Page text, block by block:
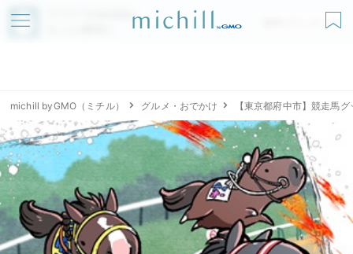
アプリでmichillが
無料ダウンロード
michill byGMO（ミチル） グルメ・おでかけ 【東京都府中市】競走馬